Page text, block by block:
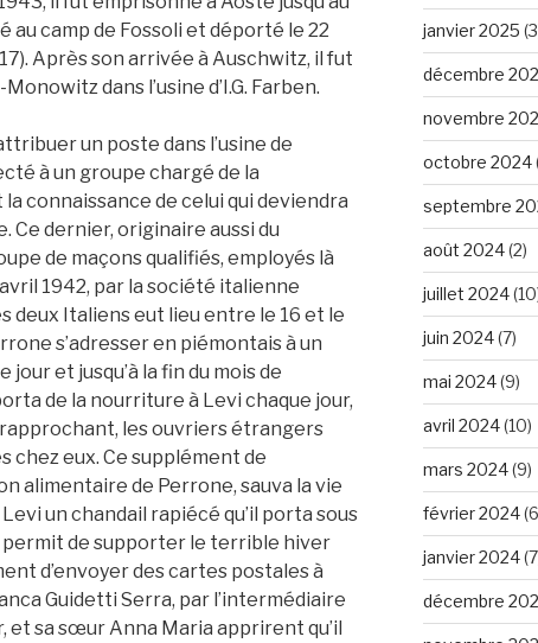
au camp de Fossoli et déporté le 22
Après son arrivée à Auschwitz, il fut
dans l’usine d’I.G. Farben.
un poste dans l’usine de
à un groupe chargé de la
connaissance de celui qui deviendra
Ce dernier, originaire aussi du
de maçons qualifiés, employés là
1942, par la société italienne
deux Italiens eut lieu entre le 16 et le
s’adresser en piémontais à un
et jusqu’à la fin du mois de
de la nourriture à Levi chaque jour,
les ouvriers étrangers
chez eux. Ce supplément de
alimentaire de Perrone, sauva la vie
un chandail rapiécé qu’il porta sous
de supporter le terrible hiver
d’envoyer des cartes postales à
Guidetti Serra, par l’intermédiaire
et sa sœur Anna Maria apprirent qu’il
janvier 2025
décembre
novembre
octobre 2024
septembre
août 2024(2)
juillet 2024
juin 2024(7)
mai 2024(9)
avril 2024(10)
mars 2024(9)
février 2024
janvier 2024
décembre